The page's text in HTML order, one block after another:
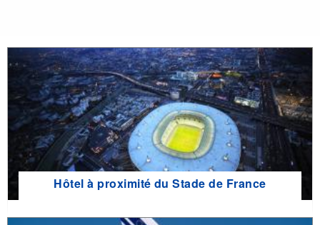
Hôtel à proximité du Stade de France